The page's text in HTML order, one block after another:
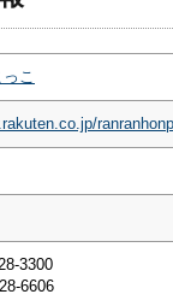
こ
3300
6606